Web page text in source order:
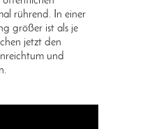
rührend. In einer
größer ist als je
jetzt den
und